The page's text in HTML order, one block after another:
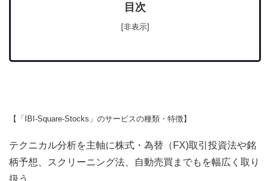
目次
[非表示]
【「IBI-Square-Stocks」のサービスの種類・特徴】
テクニカル分析を主軸に株式・為替（FX)取引投資法や銘
柄予想、スクリーニング法、自動売買までもを幅広く取り
扱う。